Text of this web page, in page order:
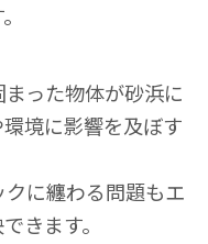
った物体が砂浜に
境に影響を及ぼす
に纏わる問題もエ
きます。